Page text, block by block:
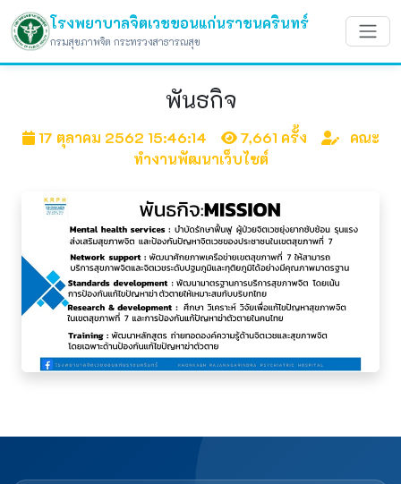
โรงพยาบาลจิตเวชขอนแก่นราชนครินทร์
กรมสุขภาพจิต กระทรวงสาธารณสุข
พันธกิจ
17 ตุลาคม 2562 15:46:14 7,661 ครั้ง
คณะ
ทำงานพัฒนาเว็บไซต์